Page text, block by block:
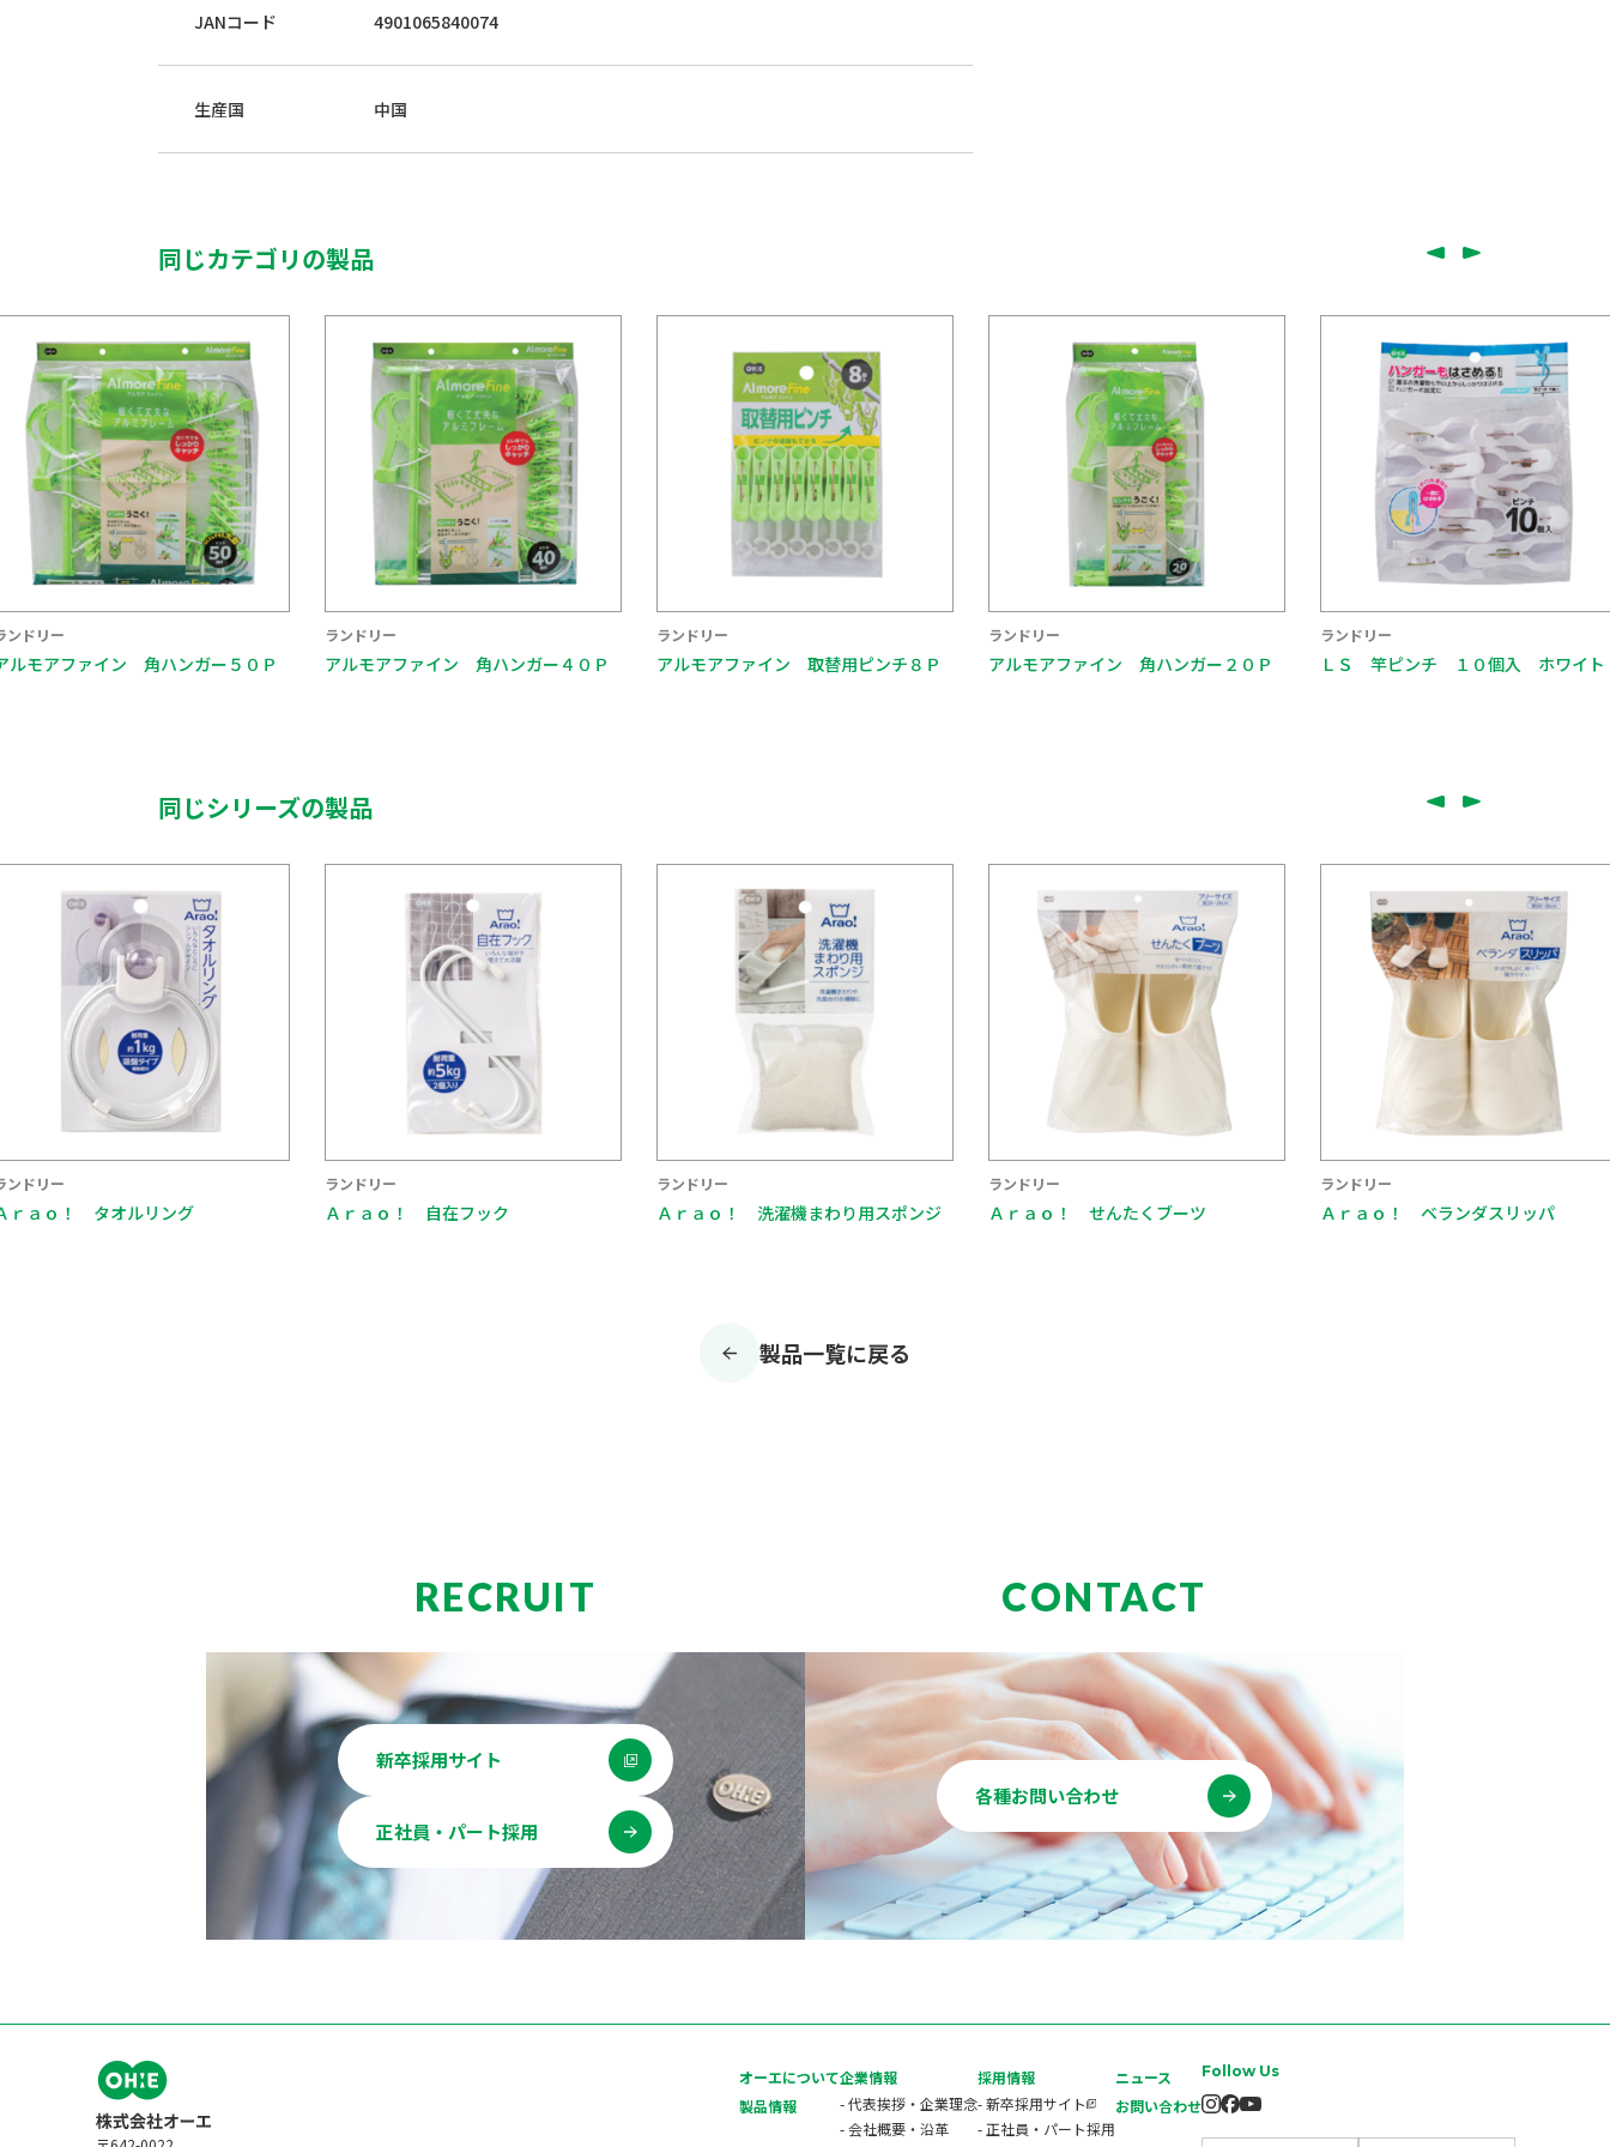
JANコード 4901065840074
生産国 中国
同じカテゴリの製品
ンドリー
ルモアファイン 角ハンガー５０Ｐ
ランドリー
アルモアファイン 角ハンガー４０Ｐ
ランドリー
アルモアファイン 取替用ピンチ８Ｐ
ランドリー
アルモアファイン 角ハンガー２０Ｐ
ランドリー
ＬＳ 竿ピンチ １０個入 ホワイト
同じシリーズの製品
ンドリー
ｒａｏ！ タオルリング
ランドリー
Ａｒａｏ！ 自在フック
ランドリー
Ａｒａｏ！ 洗濯機まわり用スポンジ
ランドリー
Ａｒａｏ！ せんたくブーツ
ランドリー
Ａｒａｏ！ ベランダスリッパ
製品一覧に戻る
RECRUIT
新卒採用サイト
正社員・パート採用
CONTACT
各種お問い合わせ
オーエについて
製品情報
企業情報
- 代表挨拶・企業理念
- 会社概要・沿革
採用情報
- 新卒採用サイト
- 正社員・パート採用
ニュース
お問い合わせ
Follow Us